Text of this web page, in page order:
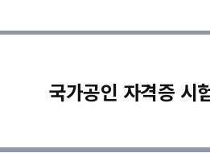
국가공인 자격증 시